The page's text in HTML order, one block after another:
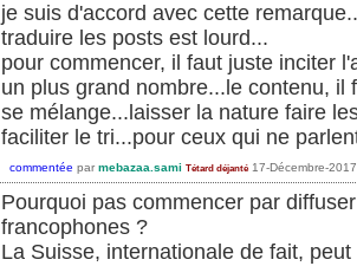
je suis d'accord avec cette remarque..
traduire les posts est lourd...
pour commencer, il faut juste inciter
un plus grand nombre...le contenu,
se mélange...laisser la nature faire
faciliter le tri...pour ceux qui ne
commentée par mebazaa.sami Tétard déjanté 17-Décembre-2017
Pourquoi pas commencer par
francophones ?
La Suisse, internationale de fait,